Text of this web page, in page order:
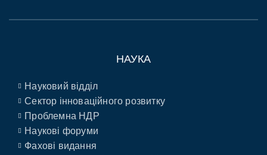
НАУКА
Науковий відділ
Сектор інноваційного розвитку
Проблемна НДР
Наукові форуми
Фахові видання